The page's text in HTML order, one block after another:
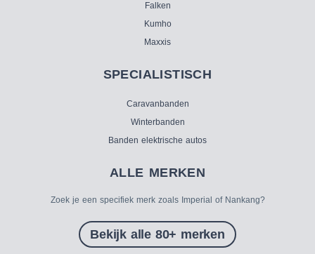
Falken
Kumho
Maxxis
SPECIALISTISCH
Caravanbanden
Winterbanden
Banden elektrische autos
ALLE MERKEN
Zoek je een specifiek merk zoals Imperial of Nankang?
Bekijk alle 80+ merken